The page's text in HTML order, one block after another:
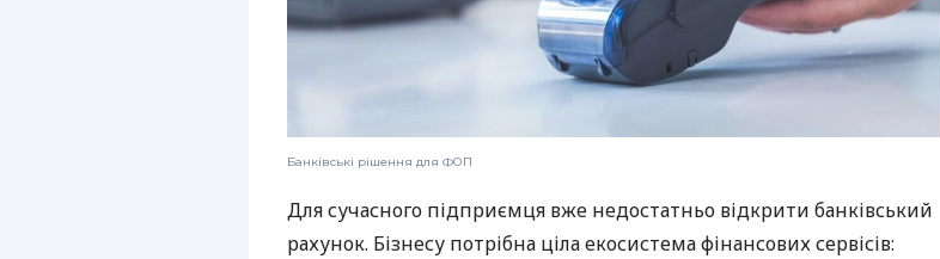
Банківські рішення для ФОП
Для сучасного підприємця вже недостатньо відкрити банківський
рахунок. Бізнесу потрібна ціла екосистема фінансових сервісів: